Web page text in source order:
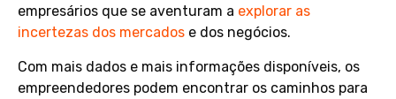
empresários que se aventuram a explorar as
incertezas dos mercados e dos negócios.
Com mais dados e mais informações disponíveis, os
empreendedores podem encontrar os caminhos para